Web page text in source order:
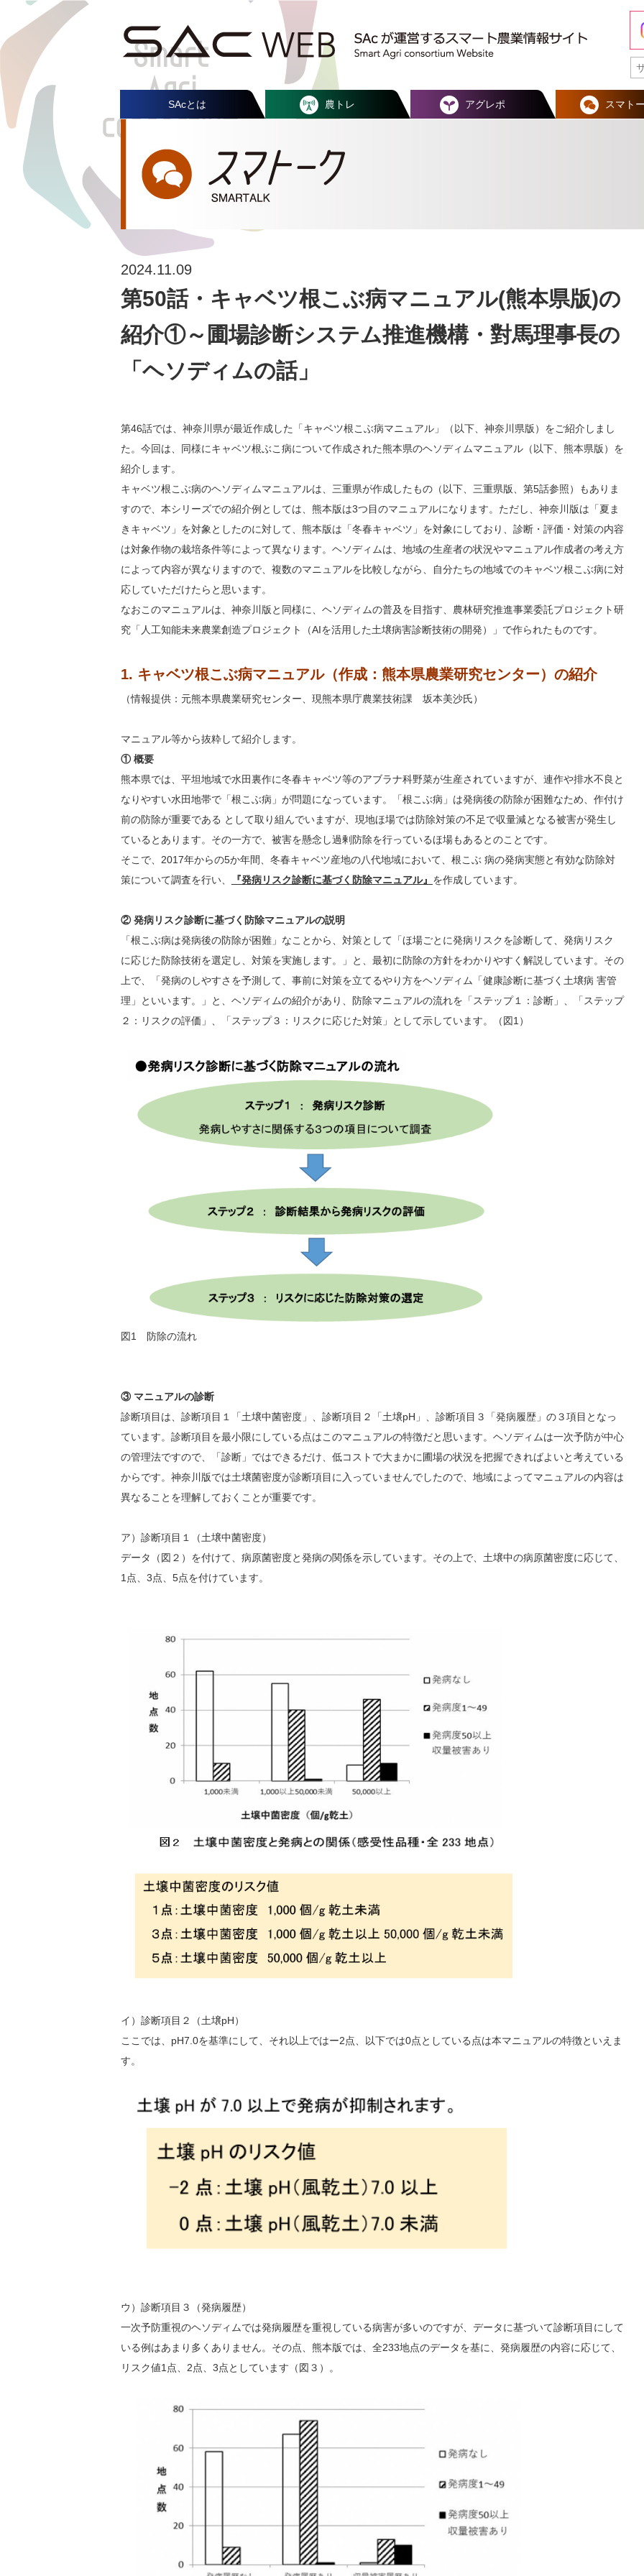
SAcとは 農トレ アグレポ スマト
2024.11.09
第50話・キャベツ根こぶ病マニュアル(熊本県版)の
紹介①～圃場診断システム推進機構・對馬理事長の
「ヘソディムの話」
第46話では、神奈川県が最近作成した「キャベツ根こぶ病マニュアル」（以下、神奈川県版）をご紹介しまし
た。今回は、同様にキャベツ根ぶこ病について作成された熊本県のヘソディムマニュアル（以下、熊本県版）を
紹介します。
キャベツ根こぶ病のヘソディムマニュアルは、三重県が作成したもの（以下、三重県版、第5話参照）もありま
すので、本シリーズでの紹介例としては、熊本版は3つ目のマニュアルになります。ただし、神奈川版は「夏ま
きキャベツ」を対象としたのに対して、熊本版は「冬春キャベツ」を対象にしており、診断・評価・対策の内容
は対象作物の栽培条件等によって異なります。ヘソディムは、地域の生産者の状況やマニュアル作成者の考え方
によって内容が異なりますので、複数のマニュアルを比較しながら、自分たちの地域でのキャベツ根こぶ病に対
応していただけたらと思います。
なおこのマニュアルは、神奈川版と同様に、ヘソディムの普及を目指す、農林研究推進事業委託プロジェクト研
究「人工知能未来農業創造プロジェクト（AIを活用した土壌病害診断技術の開発）」で作られたものです。
1. キャベツ根こぶ病マニュアル（作成：熊本県農業研究センター）の紹介
（情報提供：元熊本県農業研究センター、現熊本県庁農業技術課 坂本美沙氏）
マニュアル等から抜粋して紹介します。
① 概要
熊本県では、平坦地域で水田裏作に冬春キャベツ等のアブラナ科野菜が生産されていますが、連作や排水不良と
なりやすい水田地帯で「根こぶ病」が問題になっています。「根こぶ病」は発病後の防除が困難なため、作付け
前の防除が重要である として取り組んでいますが、現地ほ場では防除対策の不足で収量減となる被害が発生し
ているとあります。その一方で、被害を懸念し過剰防除を行っているほ場もあるとのことです。
そこで、2017年からの5か年間、冬春キャベツ産地の八代地域において、根こぶ 病の発病実態と有効な防除対
策について調査を行い、
『発病リスク診断に基づく防除マニュアル』 を作成しています。
② 発病リスク診断に基づく防除マニュアルの説明
「根こぶ病は発病後の防除が困難」なことから、対策として「ほ場ごとに発病リスクを診断して、発病リスク
に応じた防除技術を選定し、対策を実施します。」と、最初に防除の方針をわかりやすく解説しています。その
上で、「発病のしやすさを予測して、事前に対策を立てるやり方をヘソディム「健康診断に基づく土壌病 害管
理」といいます。」と、ヘソディムの紹介があり、防除マニュアルの流れを「ステップ１：診断」、「ステップ
２：リスクの評価」、「ステップ３：リスクに応じた対策」として示しています。（図1）
図1 防除の流れ
③ マニュアルの診断
診断項目は、診断項目１「土壌中菌密度」、診断項目２「土壌pH」、診断項目３「発病履歴」の３項目となっ
ています。診断項目を最小限にしている点はこのマニュアルの特徴だと思います。ヘソディムは一次予防が中心
の管理法ですので、「診断」ではできるだけ、低コストで大まかに圃場の状況を把握できればよいと考えている
からです。神奈川版では土壌菌密度が診断項目に入っていませんでしたので、地域によってマニュアルの内容は
異なることを理解しておくことが重要です。
ア）診断項目１（土壌中菌密度）
データ（図２）を付けて、病原菌密度と発病の関係を示しています。その上で、土壌中の病原菌密度に応じて、
1点、3点、5点を付けています。
イ）診断項目２（土壌pH）
ここでは、pH7.0を基準にして、それ以上ではー2点、以下では0点としている点は本マニュアルの特徴といえま
す。
ウ）診断項目３（発病履歴）
一次予防重視のヘソディムでは発病履歴を重視している病害が多いのですが、データに基づいて診断項目にして
いる例はあまり多くありません。その点、熊本版では、全233地点のデータを基に、発病履歴の内容に応じて、
リスク値1点、2点、3点としています（図３）。